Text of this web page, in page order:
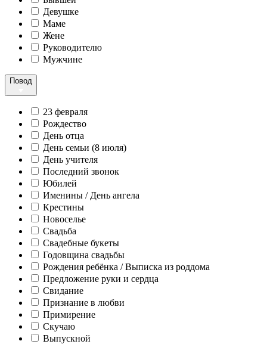
Девушке
Маме
Жене
Руководителю
Мужчине
Повод
23 февраля
Рождество
День отца
День семьи (8 июля)
День учителя
Последний звонок
Юбилей
Именины / День ангела
Крестины
Новоселье
Свадьба
Свадебные букеты
Годовщина свадьбы
Рождения ребёнка / Выписка из роддома
Предложение руки и сердца
Свидание
Признание в любви
Примирение
Скучаю
Выпускной